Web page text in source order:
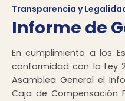
Transparencia y
Informe de
En cumplimiento a los
conformidad con la Ley
Asamblea General el
Caja de Compensación